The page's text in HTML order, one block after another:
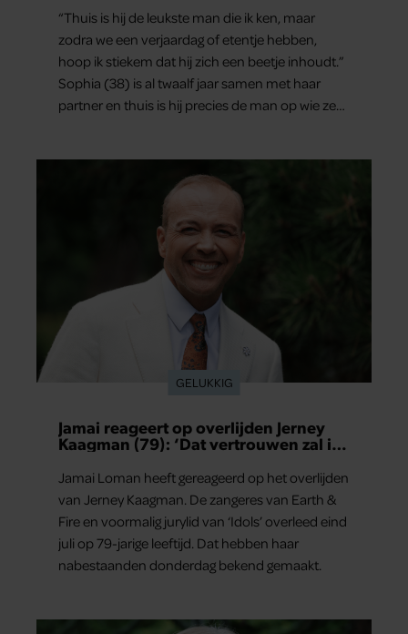
“Thuis is hij de leukste man die ik ken, maar
zodra we een verjaardag of etentje hebben,
hoop ik stiekem dat hij zich een beetje inhoudt.”
Sophia (38) is al twaalf jaar samen met haar
partner en thuis is hij precies de man op wie ze
GELUKKIG
Jamai reageert op overlijden Jerney
Kaagman (79): ‘Dat vertrouwen zal ik
Jamai Loman heeft gereageerd op het overlijden
van Jerney Kaagman. De zangeres van Earth &
Fire en voormalig jurylid van ‘Idols’ overleed eind
juli op 79-jarige leeftijd. Dat hebben haar
nabestaanden donderdag bekend gemaakt.